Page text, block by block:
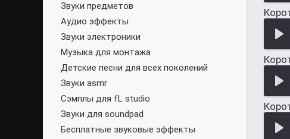
Звуки предметов
Аудио эффекты
Звуки электроники
Музыка для монтажа
Детские песни для всех поколений
Звуки asmr
Сэмплы для fL studio
Звуки для soundpad
Бесплатные звуковые эффекты